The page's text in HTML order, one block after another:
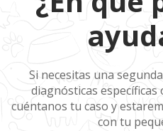
ayudarte?
Si necesitas una
diagnósticas específicas
cuéntanos tu caso y
con tu